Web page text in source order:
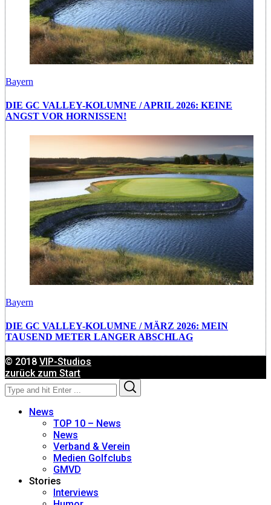
Bayern
DIE GC VALLEY-KOLUMNE / APRIL 2026: KEINE
ANGST VOR HORNISSEN!
Bayern
DIE GC VALLEY-KOLUMNE / MÄRZ 2026: MEIN
TAUSEND METER LANGER ABSCHLAG
© 2018 VIP-Studios
zurück zum Start
Search
for:
News
TOP 10 – News
News
Verband & Verein
Medien Golfclubs
GMVD
Stories
Interviews